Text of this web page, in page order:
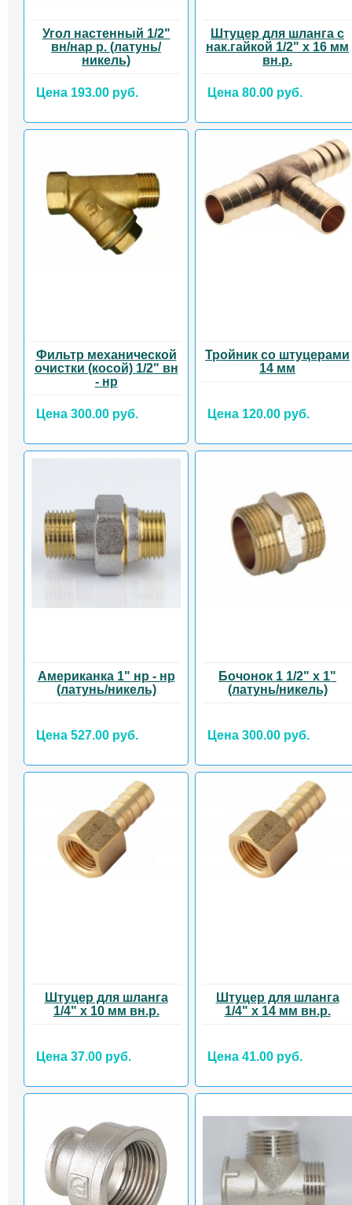
Угол настенный 1/2"
вн/нар р. (латунь/
никель)
Цена 193.00 руб.
Штуцер для шланга с
нак.гайкой 1/2" x 16 мм
вн.р.
Цена 80.00 руб.
Фильтр механической
очистки (косой) 1/2" вн
- нр
Цена 300.00 руб.
Тройник со штуцерами
14 мм
Цена 120.00 руб.
Американка 1" нр - нр
(латунь/никель)
Цена 527.00 руб.
Бочонок 1 1/2" x 1"
(латунь/никель)
Цена 300.00 руб.
Штуцер для шланга
1/4" x 10 мм вн.р.
Цена 37.00 руб.
Штуцер для шланга
1/4" x 14 мм вн.р.
Цена 41.00 руб.